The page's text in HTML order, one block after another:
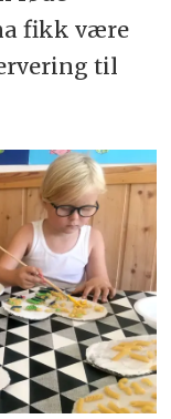
fikk være
til